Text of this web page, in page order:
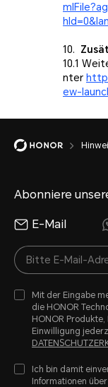
10.
10.1
nter
ew-
Abonniere
E-Mail
Mit der Eingabe
die HONOR
HONOR
Einwilligung
Ich bin damit
Informationen